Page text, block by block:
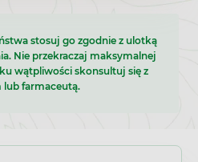
stosuj go zgodnie z ulotką
Nie przekraczaj maksymalnej
wątpliwości skonsultuj się z
lub farmaceutą.